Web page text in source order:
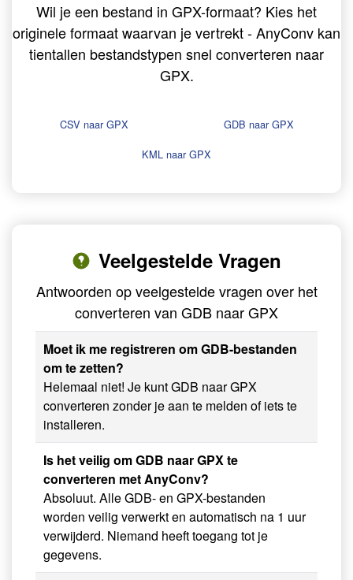
Wil je een bestand in GPX-formaat? Kies het
originele formaat waarvan je vertrekt - AnyConv kan
tientallen bestandstypen snel converteren naar
GPX.
CSV naar GPX
GDB naar GPX
KML naar GPX
Veelgestelde Vragen
Antwoorden op veelgestelde vragen over het
converteren van GDB naar GPX
Moet ik me registreren om GDB-bestanden
om te zetten?
Helemaal niet! Je kunt GDB naar GPX
converteren zonder je aan te melden of iets te
installeren.
Is het veilig om GDB naar GPX te
converteren met AnyConv?
Absoluut. Alle GDB- en GPX-bestanden
worden veilig verwerkt en automatisch na 1 uur
verwijderd. Niemand heeft toegang tot je
gegevens.